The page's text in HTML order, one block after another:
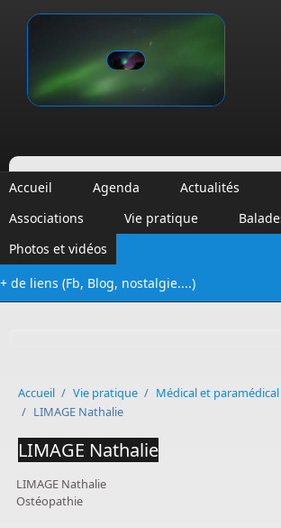
Vinalmont
Accueil Agenda Actualités
Associations
Vie pratique
Photos et vidéos
+ de liens (Fb, Blog, nostalgie....)
Accueil / Vie pratique / Médical et paramédical
/ LIMAGE Nathalie
LIMAGE Nathalie
LIMAGE Nathalie
Ostéopathie